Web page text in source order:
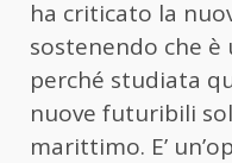
ha criticato la
sostenendo che è
perché studiata
nuove futuribili
marittimo. E’